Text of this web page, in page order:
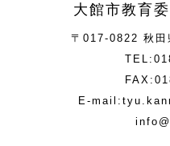
大館市教育
〒017-0822 秋田
E-